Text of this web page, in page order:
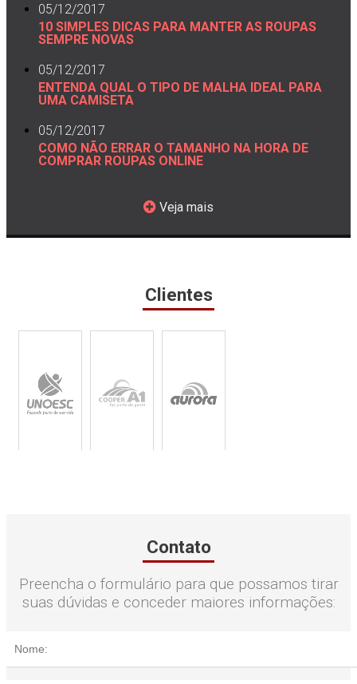
05/12/2017
10 SIMPLES DICAS PARA MANTER AS ROUPAS
SEMPRE NOVAS
05/12/2017
ENTENDA QUAL O TIPO DE MALHA IDEAL PARA
UMA CAMISETA
05/12/2017
COMO NÃO ERRAR O TAMANHO NA HORA DE
COMPRAR ROUPAS ONLINE
Veja mais
Clientes
Contato
Preencha o formulário para que possamos tirar
suas dúvidas e conceder maiores informações: